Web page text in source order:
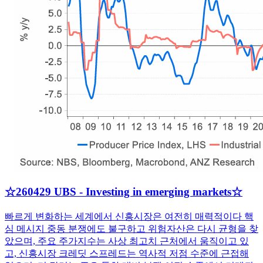
☆260429 UBS - Investing in emerging markets☆
빠르게 변화하는 세계에서 신흥시장은 여전히 매력적이다 핵
심 메시지 중동 분쟁에도 불구하고 위험자산은 다시 균형을 찾
았으며, 주요 주가지수는 사상 최고치 근처에서 움직이고 있
고, 신흥시장 크레딧 스프레드는 역사적 저점 수준에 근접해